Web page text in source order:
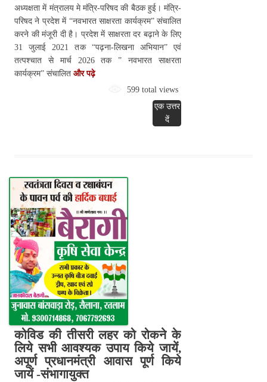
अध्यक्षता में मंत्रालय मे मंत्रि-परिषद की बैठक हुई। मंत्रि-
परिषद ने प्रदेश में “नवभारत साक्षरता कार्यक्रम” संचालित
करने की मंजूरी दी है। प्रदेश में साक्षरता दर बढ़ाने के लिए
31 जुलाई 2021 तक “पढ़ना-लिखना अभियान” एवं
तत्पश्चात से मार्च 2026 तक ” नवभारत साक्षरता
कार्यक्रम” संचालित और पढ़े
599 total views
एक उत्तर
दें
कोविड की तीसरी लहर को रोकने के
लिये सभी आवश्यक उपाय किये जायें,
अपूर्ण प्रधानमंत्री आवास पूर्ण किये
जायें -संभागायुक्त